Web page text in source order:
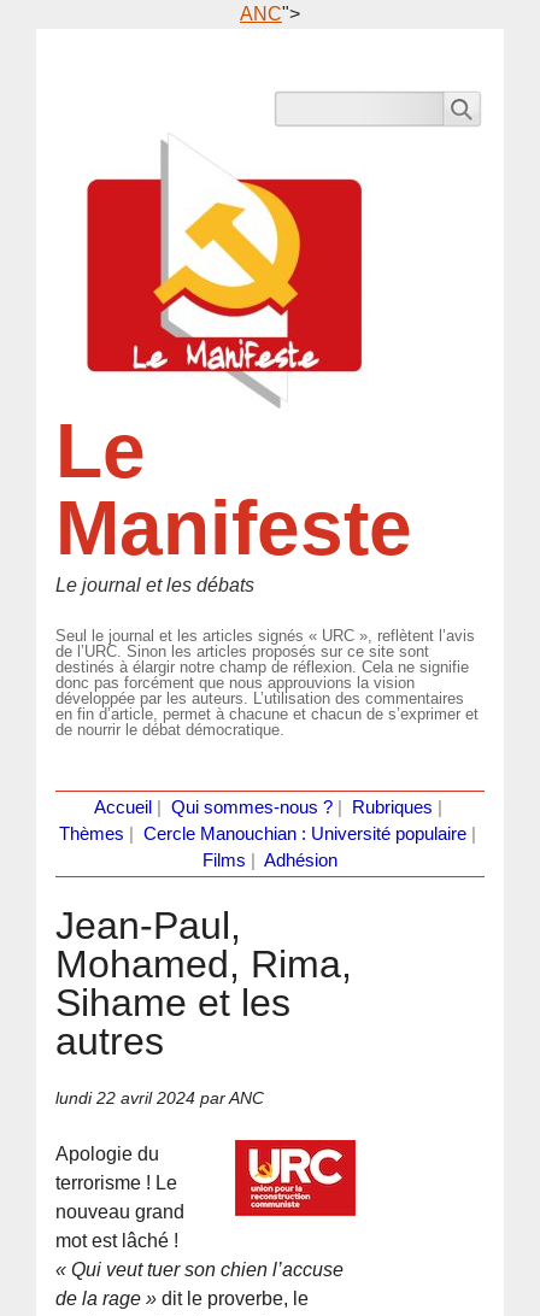
ANC">
Le
Manifeste
Le journal et les débats
Seul le journal et les articles signés « URC », reflètent l’avis
de l’URC. Sinon les articles proposés sur ce site sont
destinés à élargir notre champ de réflexion. Cela ne signifie
donc pas forcément que nous approuvions la vision
développée par les auteurs. L’utilisation des commentaires
en fin d’article, permet à chacune et chacun de s’exprimer et
de nourrir le débat démocratique.
Accueil Qui sommes-nous ?| Rubriques
Thèmes
Cercle Manouchian : Université populaire
Films
Adhésion
Jean-Paul,
Mohamed, Rima,
Sihame et les
autres
lundi 22 avril 2024 par ANC
Apologie du
terrorisme ! Le
nouveau grand
mot est lâché !
« Qui veut tuer son chien l’accuse
de la rage » dit le proverbe, le